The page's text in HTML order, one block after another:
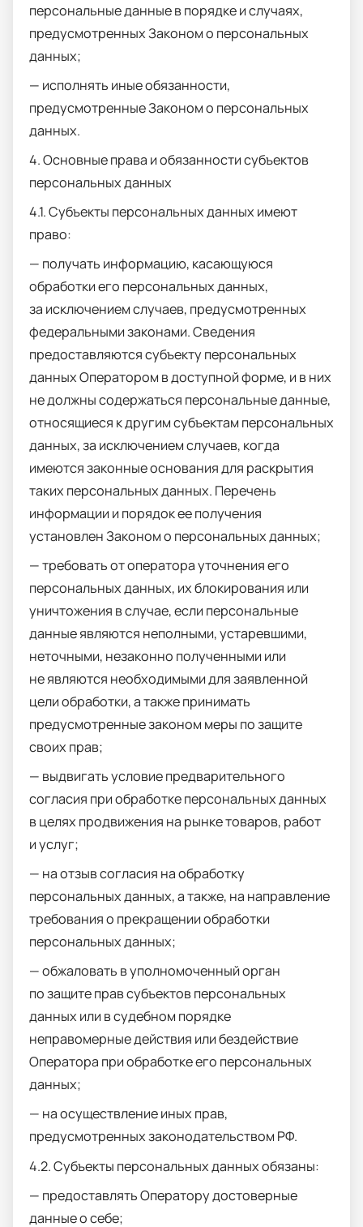
персональные данные в порядке и случаях,
предусмотренных Законом о персональных
данных;
— исполнять иные обязанности,
предусмотренные Законом о персональных
данных.
4. Основные права и обязанности субъектов
персональных данных
4.1. Субъекты персональных данных имеют
право:
— получать информацию, касающуюся
обработки его персональных данных,
за исключением случаев, предусмотренных
федеральными законами. Сведения
предоставляются субъекту персональных
данных Оператором в доступной форме, и в них
не должны содержаться персональные данные,
относящиеся к другим субъектам персональных
данных, за исключением случаев, когда
имеются законные основания для раскрытия
таких персональных данных. Перечень
информации и порядок ее получения
установлен Законом о персональных данных;
— требовать от оператора уточнения его
персональных данных, их блокирования или
уничтожения в случае, если персональные
данные являются неполными, устаревшими,
неточными, незаконно полученными или
не являются необходимыми для заявленной
цели обработки, а также принимать
предусмотренные законом меры по защите
своих прав;
— выдвигать условие предварительного
согласия при обработке персональных данных
в целях продвижения на рынке товаров, работ
и услуг;
— на отзыв согласия на обработку
персональных данных, а также, на направление
требования о прекращении обработки
персональных данных;
— обжаловать в уполномоченный орган
по защите прав субъектов персональных
данных или в судебном порядке
неправомерные действия или бездействие
Оператора при обработке его персональных
данных;
— на осуществление иных прав,
предусмотренных законодательством РФ.
4.2. Субъекты персональных данных обязаны:
— предоставлять Оператору достоверные
данные о себе;